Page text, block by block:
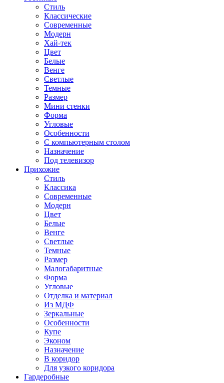
Стиль
Классические
Современные
Модерн
Хай-тек
Цвет
Белые
Венге
Светлые
Темные
Размер
Мини стенки
Форма
Угловые
Особенности
С компьютерным столом
Назначение
Под телевизор
Прихожие
Стиль
Классика
Современные
Модерн
Цвет
Белые
Венге
Светлые
Темные
Размер
Малогабаритные
Форма
Угловые
Отделка и материал
Из МДФ
Зеркальные
Особенности
Купе
Эконом
Назначение
В коридор
Для узкого коридора
Гардеробные